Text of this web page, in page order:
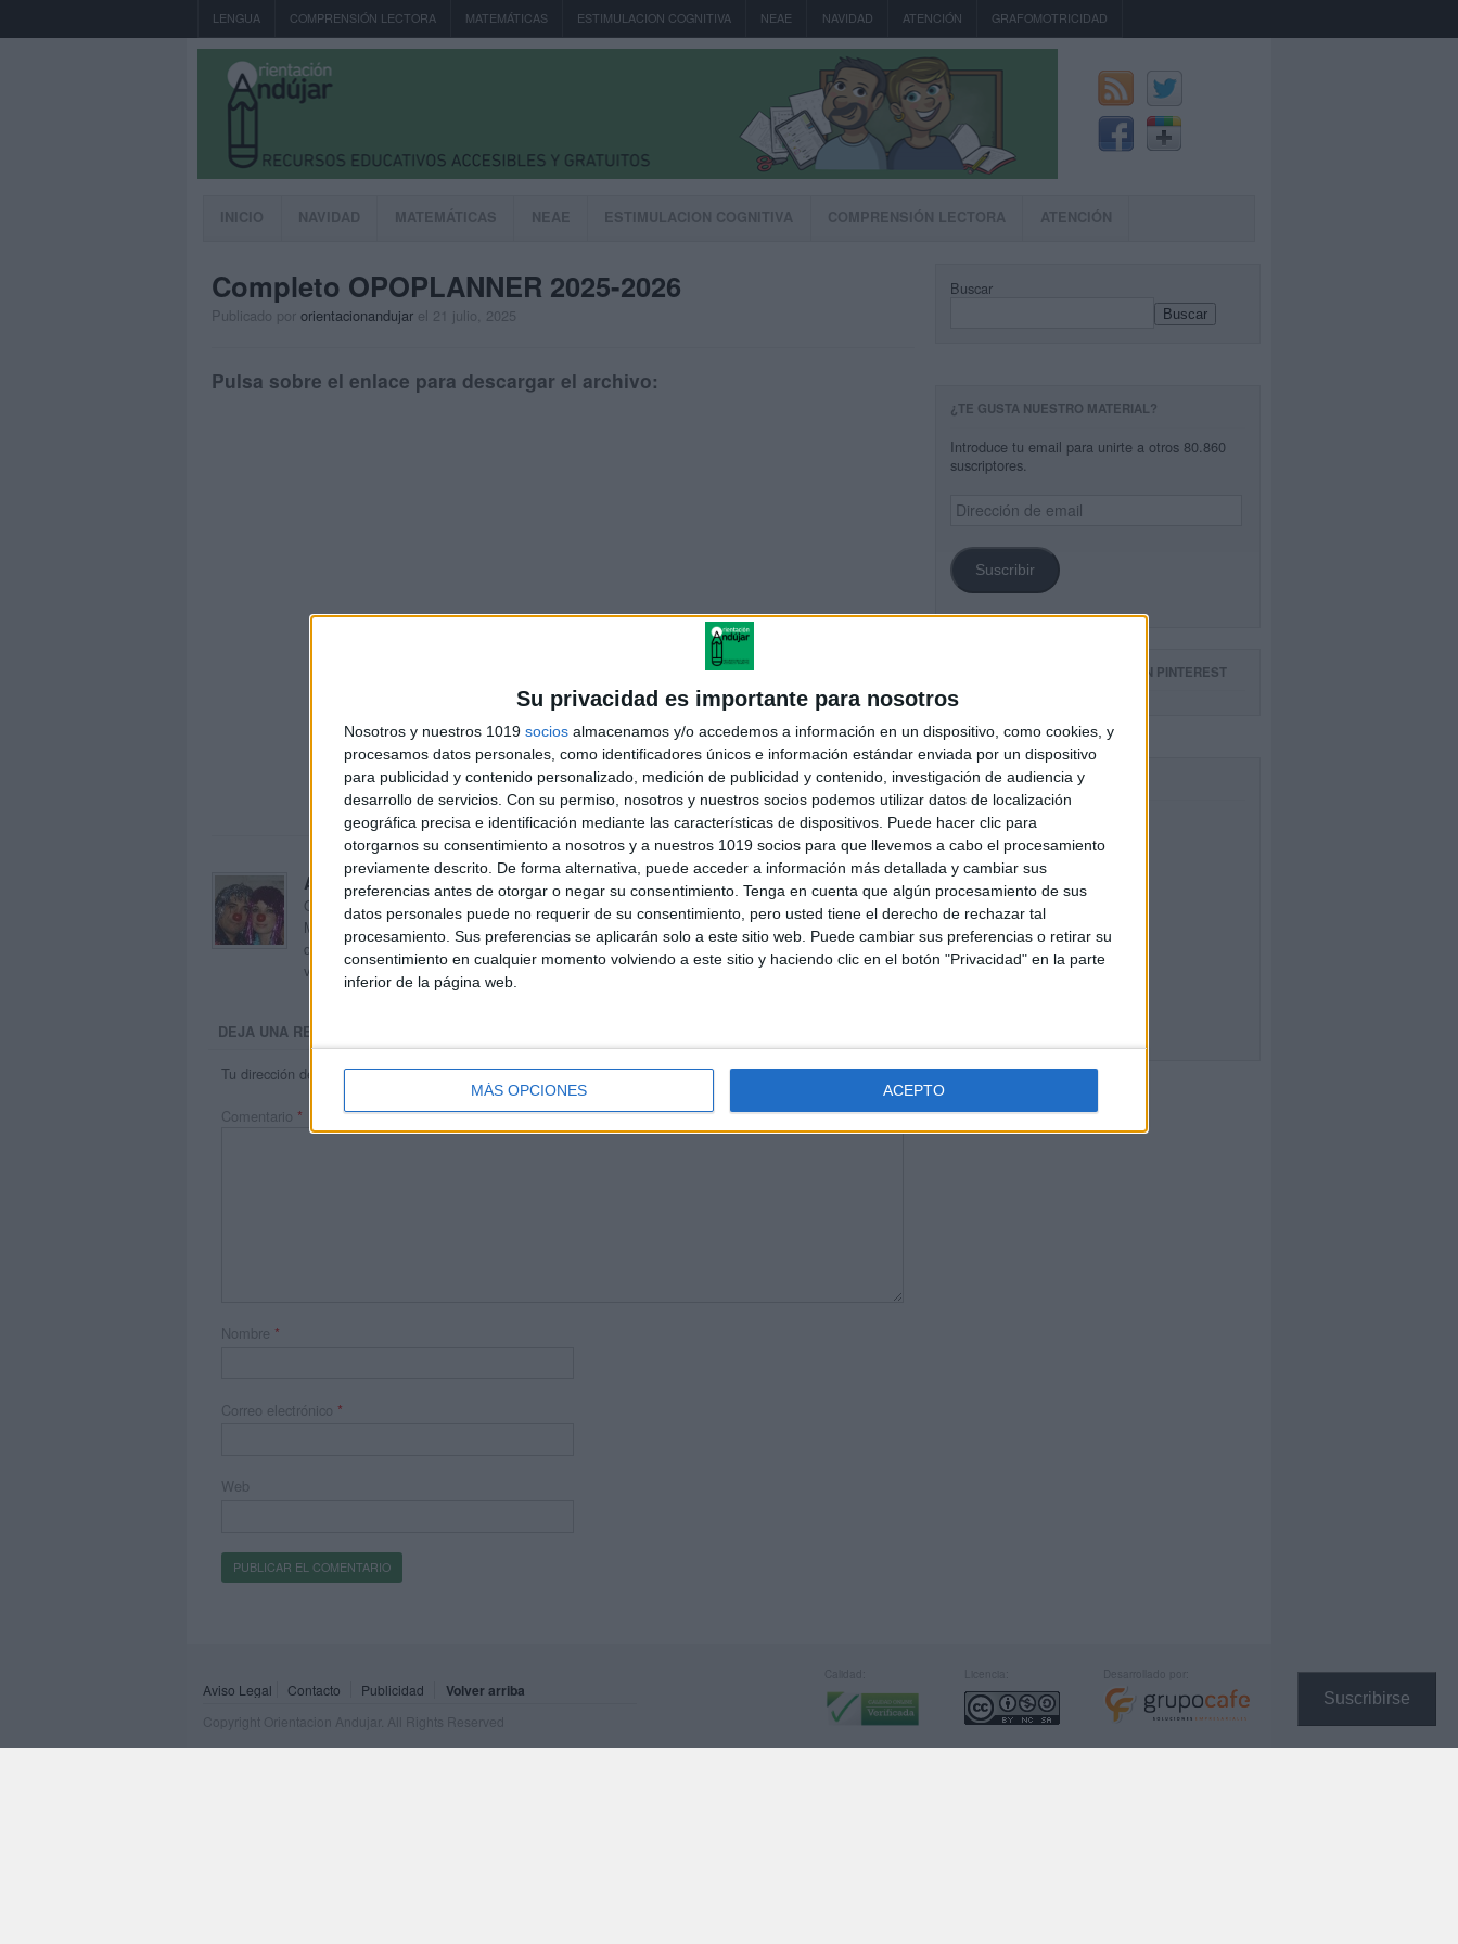
Su privacidad es importante para nosotros
Nosotros y nuestros 1019 socios almacenamos y/o accedemos a información en un dispositivo, como cookies, y
procesamos datos personales, como identificadores únicos e información estándar enviada por un dispositivo
para publicidad y contenido personalizado, medición de publicidad y contenido, investigación de audiencia y
desarrollo de servicios. Con su permiso, nosotros y nuestros socios podemos utilizar datos de localización
geográfica precisa e identificación mediante las características de dispositivos. Puede hacer clic para
otorgarnos su consentimiento a nosotros y a nuestros 1019 socios para que llevemos a cabo el procesamiento
previamente descrito. De forma alternativa, puede acceder a información más detallada y cambiar sus
preferencias antes de otorgar o negar su consentimiento. Tenga en cuenta que algún procesamiento de sus
datos personales puede no requerir de su consentimiento, pero usted tiene el derecho de rechazar tal
procesamiento. Sus preferencias se aplicarán solo a este sitio web. Puede cambiar sus preferencias o retirar su
consentimiento en cualquier momento volviendo a este sitio y haciendo clic en el botón "Privacidad" en la parte
inferior de la página web.
MÁS OPCIONES ACEPTO
Suscribirse
LENGUA COMPRENSIÓN LECTORA MATEMÁTICAS ESTIMULACION COGNITIVA NEAE NAVIDAD ATENCIÓN GRAFOMOTRICIDAD
INICIO NAVIDAD MATEMÁTICAS NEAE ESTIMULACION COGNITIVA COMPRENSIÓN LECTORA ATENCIÓN
Completo OPOPLANNER 2025-2026
Publicado por orientacionandujar el 21 julio, 2025
Pulsa sobre el enlace para descargar el archivo:
Completo OPOPLANNER 2025-
2026
Acerca de orientacionandujar
Orientación Andújar no es solo un blog, es la apuesta personal de dos profesores Ginés y
Maribel, que además de ser pareja, son los encargados de los contenidos que encontramos
dentro del blog y en el cual, vuelcan la mayor parte del tiempo, que sus tareas como docentes, y
voluntarios en sus meses de verano les permite.
DEJA UNA RESPUESTA
Tu dirección de correo electrónico no será publicada. Los campos obligatorios están marcados con*
Comentario *
Nombre *
Correo electrónico *
Web
Buscar
Buscar
¿TE GUSTA NUESTRO MATERIAL?
Introduce tu email para unirte a otros 80.860
suscriptores.
Dirección
de
Suscribir
SIGUE NUESTROS TABLEROS EN PINTEREST
FACEBOOK
Aviso Legal Contacto Publicidad Volver arriba